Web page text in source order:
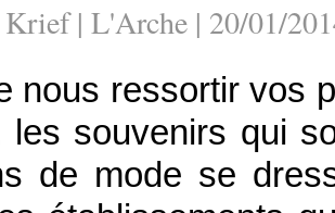
Krief | L'Arche | 20/01/
nous ressortir vos
les souvenirs qui
de mode se